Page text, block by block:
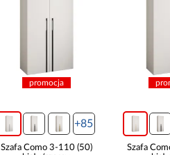
promocja
+85
Szafa Como 3-110 (50)
Szafa